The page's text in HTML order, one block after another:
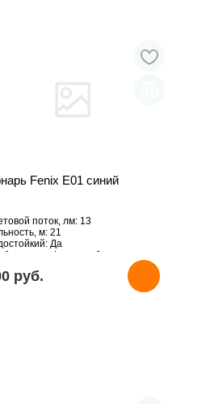
Fenix E01 синий
поток, лм: 13
м: 21
Да
Фонарик-брелок
pуб.